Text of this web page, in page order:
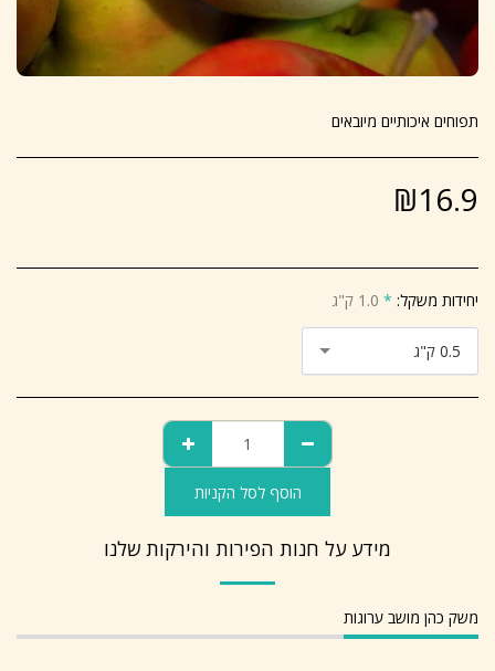
תפוחים איכותיים מיובאים
₪16.9
יחידות משקל: * 1.0 ק"ג
0.5 ק"ג
הוסף לסל הקניות
מידע על חנות הפירות והירקות שלנו
משק כהן מושב ערוגות